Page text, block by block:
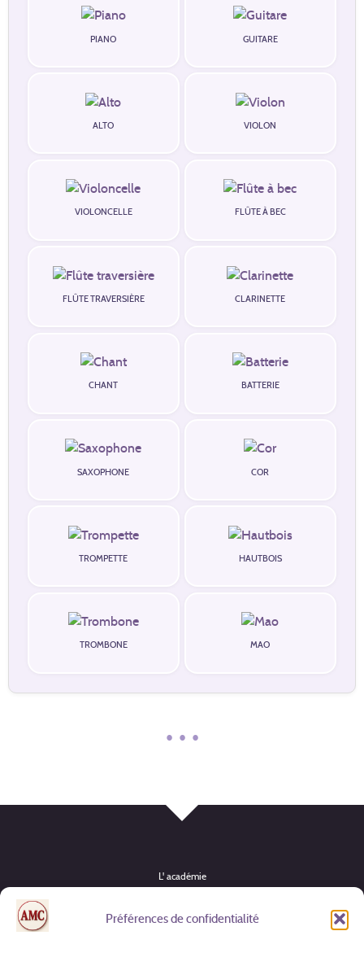
Préférences de confidentialité
PIANO GUITARE
ALTO VIOLON
VIOLONCELLE FLÛTE À BEC
FLÛTE TRAVERSIÈRE CLARINETTE
CHANT BATTERIE
SAXOPHONE COR
TROMPETTE HAUTBOIS
TROMBONE MAO
• • •
L' académie